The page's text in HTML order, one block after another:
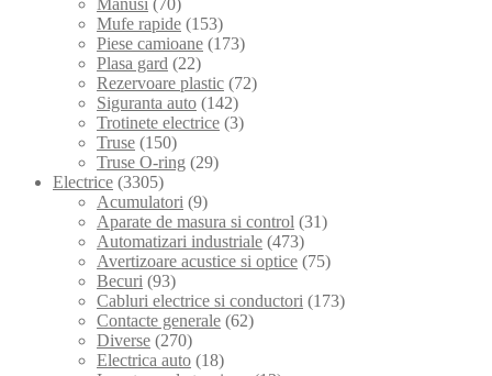
Manusi (70)
Mufe rapide (153)
Piese camioane (173)
Plasa gard (22)
Rezervoare plastic (72)
Siguranta auto (142)
Trotinete electrice (3)
Truse (150)
Truse O-ring (29)
Electrice (3305)
Acumulatori (9)
Aparate de masura si control (31)
Automatizari industriale (473)
Avertizoare acustice si optice (75)
Becuri (93)
Cabluri electrice si conductori (173)
Contacte generale (62)
Diverse (270)
Electrica auto (18)